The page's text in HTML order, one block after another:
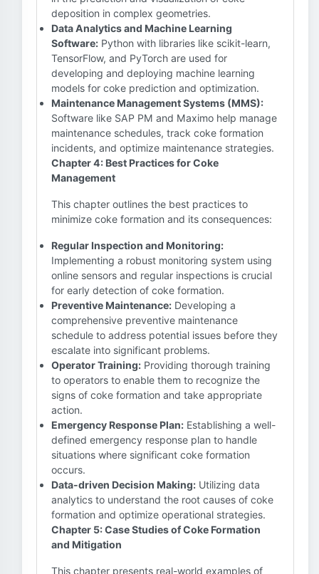
deposition in complex geometries.
Data Analytics and Machine Learning
Software: Python with libraries like scikit-learn,
TensorFlow, and PyTorch are used for
developing and deploying machine learning
models for coke prediction and optimization.
Maintenance Management Systems (MMS):
Software like SAP PM and Maximo help manage
maintenance schedules, track coke formation
incidents, and optimize maintenance strategies.
Chapter 4: Best Practices for Coke
Management
This chapter outlines the best practices to
minimize coke formation and its consequences:
Regular Inspection and Monitoring:
Implementing a robust monitoring system using
online sensors and regular inspections is crucial
for early detection of coke formation.
Preventive Maintenance: Developing a
comprehensive preventive maintenance
schedule to address potential issues before they
escalate into significant problems.
Operator Training: Providing thorough training
to operators to enable them to recognize the
signs of coke formation and take appropriate
action.
Emergency Response Plan: Establishing a well-
defined emergency response plan to handle
situations where significant coke formation
occurs.
Data-driven Decision Making: Utilizing data
analytics to understand the root causes of coke
formation and optimize operational strategies.
Chapter 5: Case Studies of Coke Formation
and Mitigation
This chapter presents real-world examples of